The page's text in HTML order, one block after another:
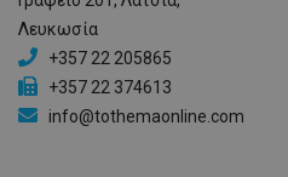
Λευκωσία
+357 22 205865
+357 22 374613
info@tothemaonline.com